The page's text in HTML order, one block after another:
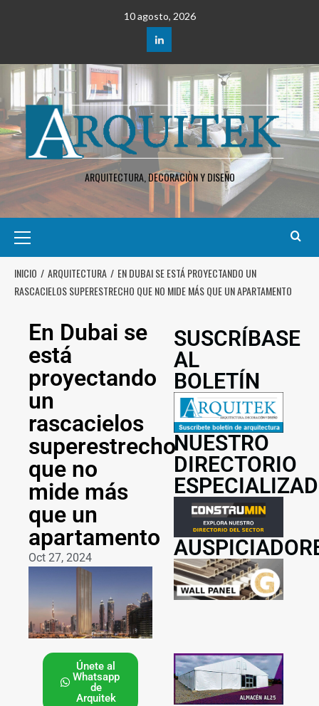
10 agosto, 2026
ARQUITECTURA, DECORACIÒN Y DISEÑO
INICIO ARQUITECTURA
EN DUBAI SE ESTÁ PROYECTANDO UN
RASCACIELOS SUPERESTRECHO QUE NO MIDE MÁS QUE UN APARTAMENTO
En Dubai se
está
proyectando
un
rascacielos
superestrecho
que no
mide más
que un
apartamento
Oct 27, 2024
Únete al
Whatsapp
de
Arquitek
SUSCRÍBASE
AL
BOLETÍN
NUESTRO
DIRECTORIO